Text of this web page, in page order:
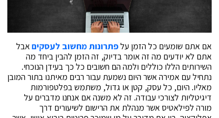
אם אתם שומעים כל הזמן עלפתרונות מחשוב לעסקיםאבל
אתם לא יודעים מה זה אומר בדיוק, זה הזמן להבין ביחד מה
השירותים הללו כוללים ולמה הם חשובים כל כך בעידן הנוכחי.
נתחיל עם אמירה אשר היום נשמעת עבור רבים מאיתנו בתור המובן
מאליו. היום, כל עסק, קטן או גדול, משתמש בפלטפורמות
דיגיטליות לצורכי עבודה. זה לא משנה אם אנחנו מדברים על
מורה לפילאטיס אשר מנהלת את הרישום לשיעורים דרך